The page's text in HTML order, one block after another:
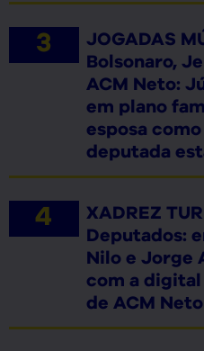
JOGADAS
Bolsonaro,
ACM Neto:
em plano
esposa
deputada
XADREZ
Deputados:
Nilo e Jorge
com a
de ACM